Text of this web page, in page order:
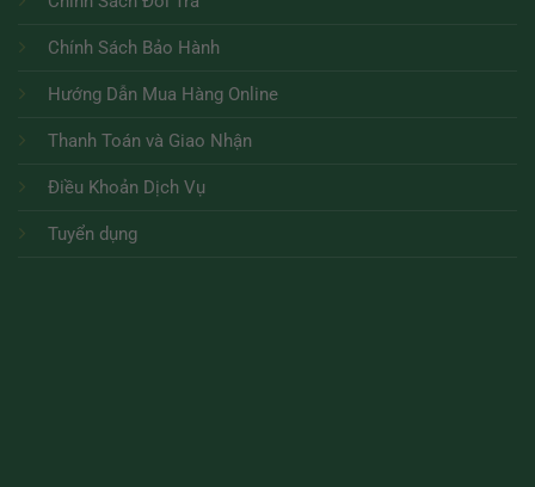
Chính Sách Bảo Hành
Hướng Dẫn Mua Hàng Online
Thanh Toán và Giao Nhận
Điều Khoản Dịch Vụ
Tuyển dụng